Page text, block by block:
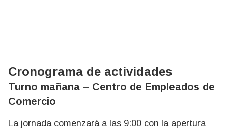
Cronograma de actividades
Turno mañana – Centro de Empleados de
Comercio
La jornada comenzará a las 9:00 con la apertura